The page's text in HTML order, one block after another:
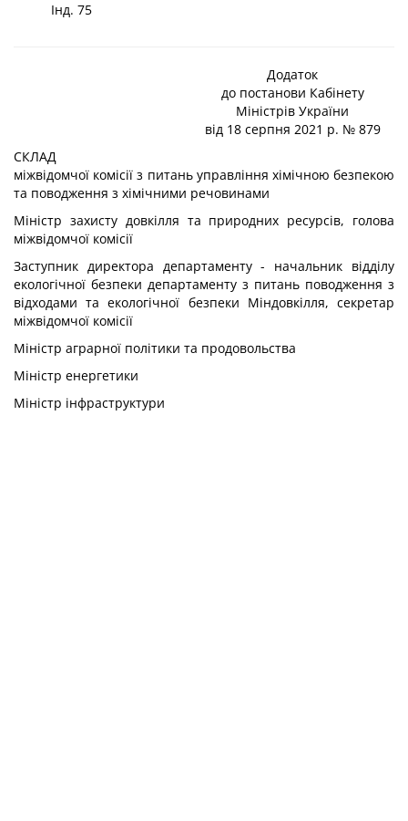
Інд. 75
Додаток
до постанови Кабінету
Міністрів України
від 18 серпня 2021 р. № 879
СКЛАД
міжвідомчої комісії з питань управління хімічною безпекою
та поводження з хімічними речовинами
Міністр захисту довкілля та природних ресурсів, голова
міжвідомчої комісії
Заступник директора департаменту - начальник відділу
екологічної безпеки департаменту з питань поводження з
відходами та екологічної безпеки Міндовкілля, секретар
міжвідомчої комісії
Міністр аграрної політики та продовольства
Міністр енергетики
Міністр інфраструктури